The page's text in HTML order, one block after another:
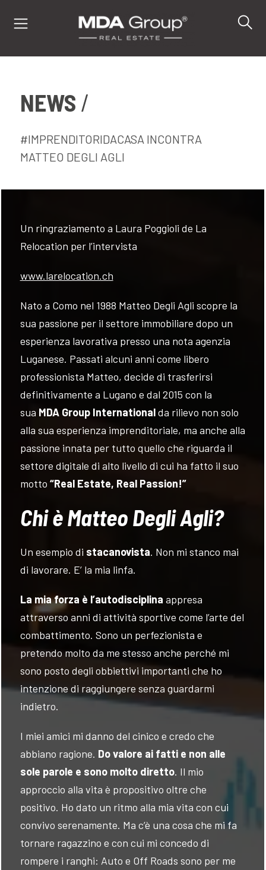
NEWS
#IMPRENDITORIDACASA INCONTRA
MATTEO DEGLI AGLI
Un ringraziamento a Laura Poggioli de La
Relocation per l’intervista
www.larelocation.ch
Nato a Como nel 1988 Matteo Degli Agli scopre la
sua passione per il settore immobiliare dopo un
esperienza lavorativa presso una nota agenzia
Luganese. Passati alcuni anni come libero
professionista Matteo, decide di trasferirsi
definitivamente a Lugano e dal 2015 con la
sua MDA Group Internationalda rilievo non solo
alla sua esperienza imprenditoriale, ma anche alla
passione innata per tutto quello che riguarda il
settore digitale di alto livello di cui ha fatto il suo
motto “Real Estate, Real Passion!”
Chi è Matteo Degli Agli?
Un esempio di stacanovista. Non mi stanco mai
di lavorare. E’ la mia linfa.
La mia forza è l’autodisciplina appresa
attraverso anni di attività sportive come l’arte del
combattimento. Sono un perfezionista e
pretendo molto da me stesso anche perché mi
sono posto degli obbiettivi importanti che ho
intenzione di raggiungere senza guardarmi
indietro.
I miei amici mi danno del cinico e credo che
abbiano ragione. Do valore ai fatti e non alle
sole parole e sono molto diretto. Il mio
approccio alla vita è propositivo oltre che
positivo. Ho dato un ritmo alla mia vita con cui
convivo serenamente. Ma c’è una cosa che mi fa
tornare ragazzino e con cui mi concedo di
rompere i ranghi: Auto e Off Roads sono per me
VENDI
VALUTA
NEWS
AZIENDA
CONTATTI
AWARDS
FOLLOW